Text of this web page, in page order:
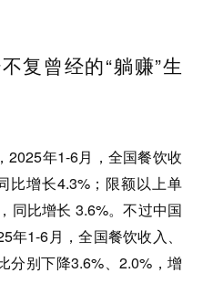
复曾经的“躺赚”生
2025年1-6月，全国餐饮收
比增长4.3%；限额以上单
同比增长 3.6%。不过中国
年1-6月，全国餐饮收入、
分别下降3.6%、2.0%，增